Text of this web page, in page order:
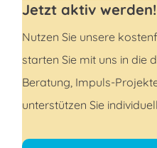
Jetzt aktiv werden!
Nutzen Sie unsere
starten Sie mit uns in die
Beratung, Impuls-
unterstützen Sie